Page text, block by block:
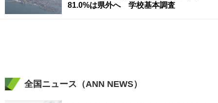
81.0%は県外へ 学校基本調査
全国ニュース（ANN NEWS）